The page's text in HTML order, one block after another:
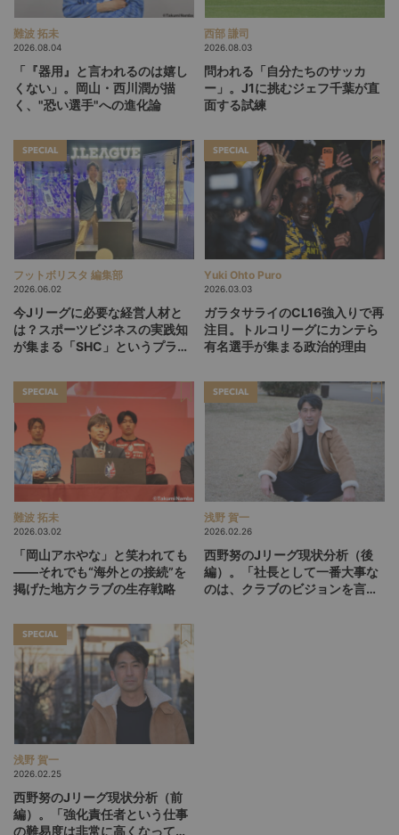
難波 拓未
2026.08.04
「『器用』と言われるのは嬉し
くない」。岡山・西川潤が描
く、"恐い選手"への進化論
西部 謙司
2026.08.03
問われる「自分たちのサッカ
ー」。J1に挑むジェフ千葉が直
面する試練
SPECIAL
フットボリスタ 編集部
2026.06.02
今Jリーグに必要な経営人材と
は？スポーツビジネスの実践知
が集まる「SHC」というプラッ
SPECIAL
Yuki Ohto Puro
2026.03.03
ガラタサライのCL16強入りで再
注目。トルコリーグにカンテら
有名選手が集まる政治的理由
SPECIAL
難波 拓未
2026.03.02
「岡山アホやな」と笑われても
――それでも“海外との接続”を
掲げた地方クラブの生存戦略
SPECIAL
浅野 賀一
2026.02.26
西野努のJリーグ現状分析（後
編）。「社長として一番大事な
のは、クラブのビジョンを言語
SPECIAL
浅野 賀一
2026.02.25
西野努のJリーグ現状分析（前
編）。「強化責任者という仕事
の難易度は非常に高くなってい